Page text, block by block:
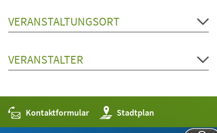
VERANSTALTUNGSORT
VERANSTALTER
Kontaktformular Stadtplan
(Öffnet
in
einem